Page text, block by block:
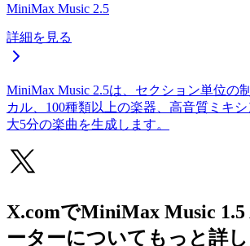
MiniMax Music 2.5
詳細を見る
MiniMax Music 2.5は、セクション単位の
カル、100種類以上の楽器、高音質ミキ
大5分の楽曲を生成します。
X.comでMiniMax Music
ーターについてもっと詳し